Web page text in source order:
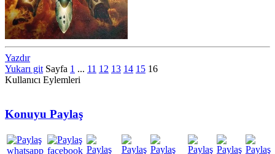
Yazdır
Yukarı git Sayfa 1 ... 11 12 13 14 15 16
Kullanıcı Eylemleri
Konuyu Paylaş